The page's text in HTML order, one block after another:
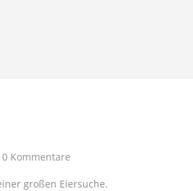
0 Kommentare
großen Eiersuche.